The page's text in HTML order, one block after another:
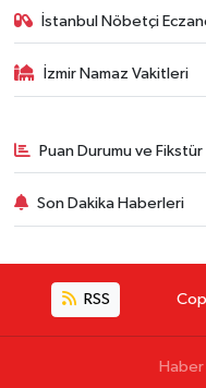
İstanbul Nöbetçi
İzmir Namaz Vakitleri
Puan Durumu ve Fikstür
Son Dakika Haberleri
RSS
Haber